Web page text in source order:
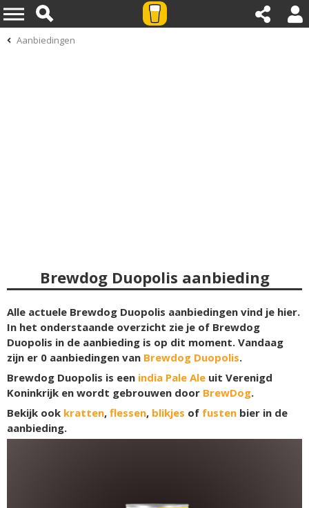
Aanbiedingen
Brewdog Duopolis aanbieding
Alle actuele Brewdog Duopolis aanbiedingen vind je hier.
In het onderstaande overzicht zie je of Brewdog
Duopolis in de aanbieding is op dit moment. Vandaag
zijn er 0 aanbiedingen van Brewdog Duopolis.
Brewdog Duopolis is een india Pale Ale uit Verenigd
Koninkrijk en wordt gebrouwen door BrewDog.
Bekijk ook kratten, flessen, blikjes of fusten bier in de
aanbieding.